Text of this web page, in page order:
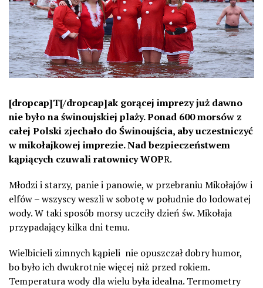
[dropcap]T[/dropcap]ak gorącej imprezy już dawno
nie było na świnoujskiej plaży. Ponad 600 morsów z
całej Polski zjechało do Świnoujścia, aby uczestniczyć
w mikołajkowej imprezie. Nad bezpieczeństwem
kąpiących czuwali ratownicy WOPR.
Młodzi i starzy, panie i panowie, w przebraniu Mikołajów i
elfów – wszyscy weszli w sobotę w południe do lodowatej
wody. W taki sposób morsy uczciły dzień św. Mikołaja
przypadający kilka dni temu.
Wielbicieli zimnych kąpieli nie opuszczał dobry humor,
bo było ich dwukrotnie więcej niż przed rokiem.
Temperatura wody dla wielu była idealna. Termometry